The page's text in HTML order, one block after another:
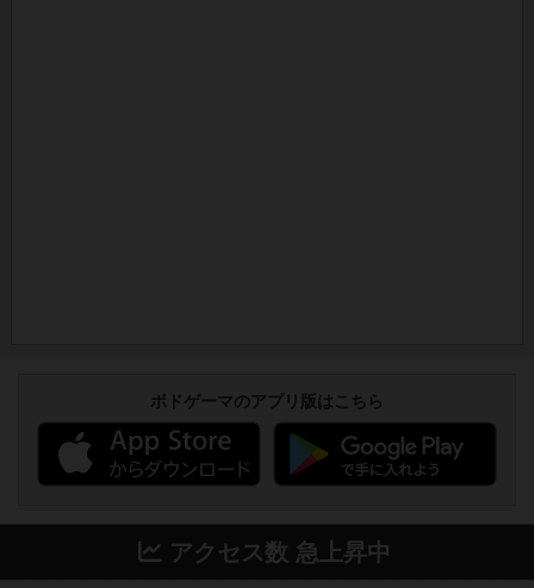
ボドゲーマのアプリ版はこちら
アクセス数 急上昇中